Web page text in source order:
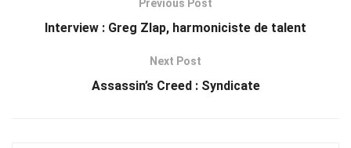
Previous Post
Interview : Greg Zlap, harmoniciste de talent
Next Post
Assassin’s Creed : Syndicate